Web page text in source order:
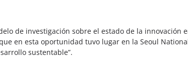
de investigación sobre el estado de la
que en esta oportunidad tuvo lugar en la Seoul
sustentable”.